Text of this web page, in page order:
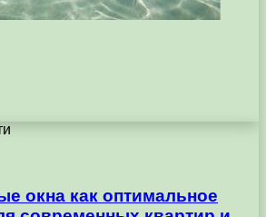
окна как оптимальное